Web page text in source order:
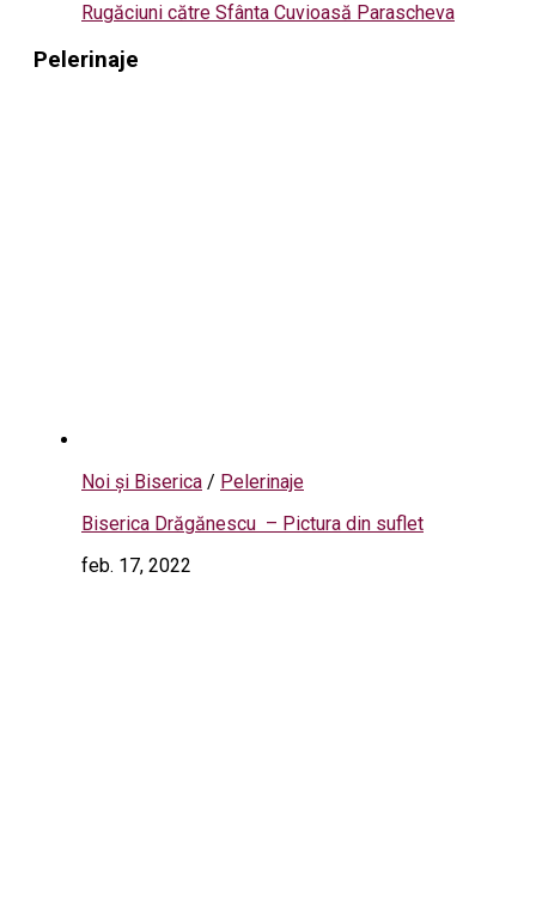
Rugăciuni către Sfânta Cuvioasă Parascheva
Pelerinaje
Noi și Biserica / Pelerinaje
Biserica Drăgănescu – Pictura din suflet
feb. 17, 2022